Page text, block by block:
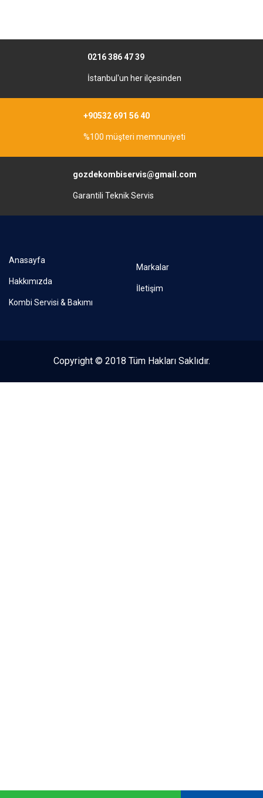
0216 386 47 39
İstanbul'un her ilçesinden
+90532 691 56 40
%100 müşteri memnuniyeti
gozdekombiservis@gmail.com
Garantili Teknik Servis
Anasayfa
Hakkımızda
Kombi Servisi & Bakımı
Markalar
İletişim
Copyright © 2018 Tüm Hakları Saklıdır.